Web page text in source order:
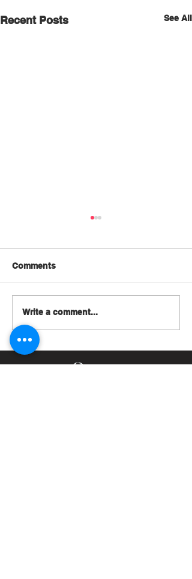
Recent Posts See All
🔖2023居屋申請｜白表綠
表申請資格、入息要求、
預計新居屋位置
Comments
Write a comment...